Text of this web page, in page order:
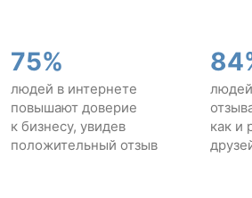
75%
людей в интернете
повышают доверие
к бизнесу, увидев
положительный отзыв
как и